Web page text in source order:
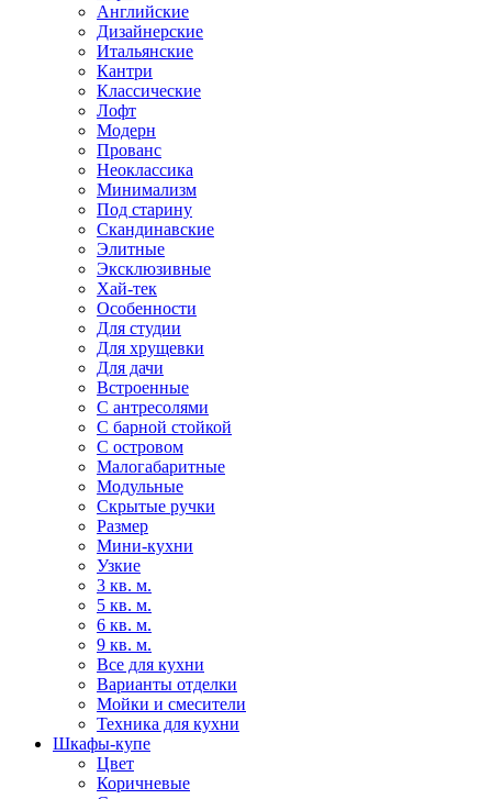
Английские
Дизайнерские
Итальянские
Кантри
Классические
Лофт
Модерн
Прованс
Неоклассика
Минимализм
Под старину
Скандинавские
Элитные
Эксклюзивные
Хай-тек
Особенности
Для студии
Для хрущевки
Для дачи
Встроенные
С антресолями
С барной стойкой
С островом
Малогабаритные
Модульные
Скрытые ручки
Размер
Мини-кухни
Узкие
3 кв. м.
5 кв. м.
6 кв. м.
9 кв. м.
Все для кухни
Варианты отделки
Мойки и смесители
Техника для кухни
Шкафы-купе
Цвет
Коричневые